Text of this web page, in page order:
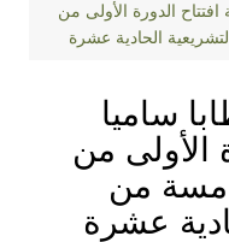
الدورة الأولى من
الحادية عشرة
ساميا
الأولى من
من
عشرة